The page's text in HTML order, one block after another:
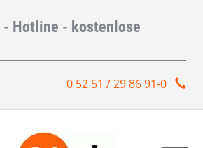
- Hotline - kostenlose
0 52 51 / 29 86 91-0